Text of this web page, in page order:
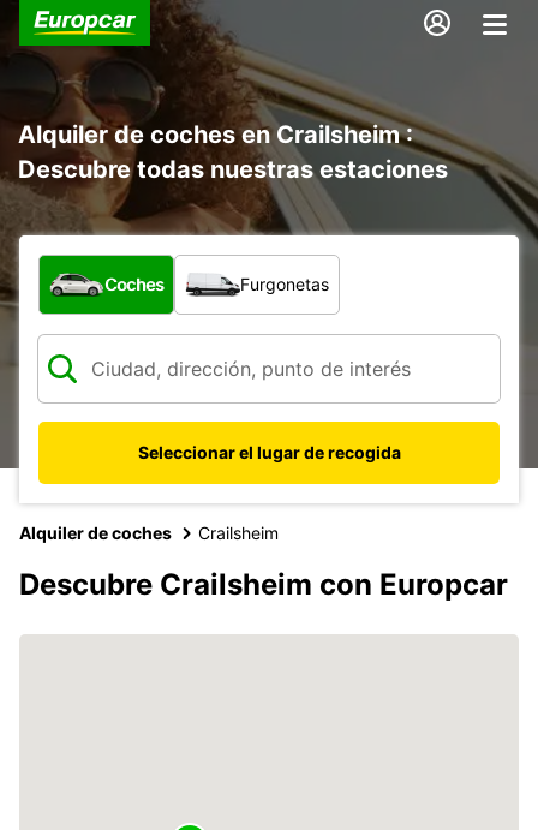
Alquiler de coches en Crailsheim :
Descubre todas nuestras estaciones
¿Qué tipo de vehículo?
Coches Furgonetas
Seleccionar el lugar de recogida
Alquiler de coches Crailsheim
Descubre Crailsheim con Europcar